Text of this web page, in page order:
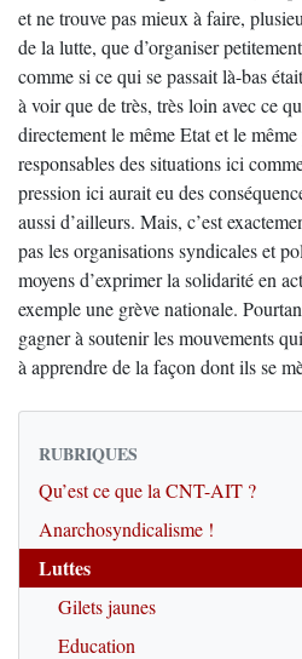
et ne trouve pas mieux à faire,
de la lutte, que d’organiser
comme si ce qui se passait là-bas
à voir que de très, très loin avec ce
directement le même Etat et le
responsables des situations ici
pression ici aurait eu des
aussi d’ailleurs. Mais, c’est
pas les organisations syndicales et
moyens d’exprimer la solidarité en
exemple une grève nationale.
gagner à soutenir les mouvements
à apprendre de la façon dont ils se
RUBRIQUES
Qu’est ce que la CNT-AIT ?
Anarchosyndicalisme !
Luttes
Gilets jaunes
Education